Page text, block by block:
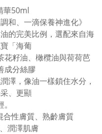
華50ml
和、一滴保養神進化》
的完美比例，選配來自海
「海葡
花籽油、橄欖油與荷荷芭
成分絲膠
澤，像油一樣鎖住水分，
、更顯
合性膚質、熟齡膚質
潤澤肌膚